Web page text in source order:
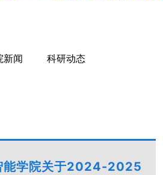
新闻 科研动态
能学院关于2024-2025